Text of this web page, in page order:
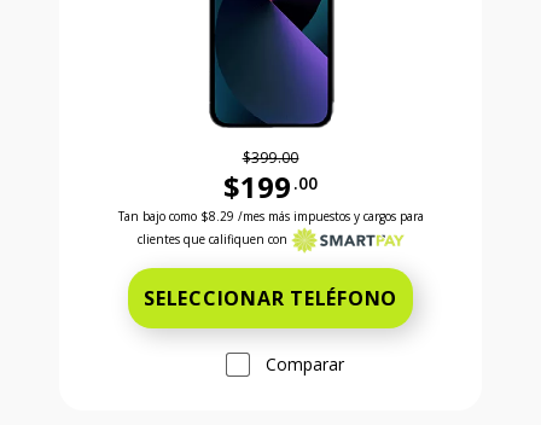
$399.00
$199 .00
Antes el precio era 399 dollars and 00 cents
Tan bajo como $8.29 /mes más impuestos y cargos para
clientes que califiquen con
SELECCIONAR TELÉFONO
Comparar